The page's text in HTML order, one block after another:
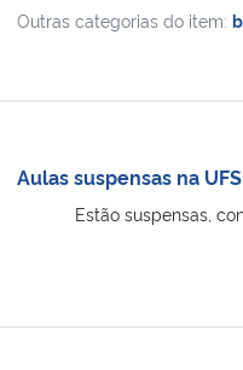
Outras categorias do item:
Aulas suspensas na
Estão suspensas, contar